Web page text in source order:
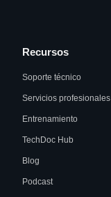
Recursos
Soporte técnico
Servicios profesionales
Entrenamiento
TechDoc Hub
Blog
Podcast